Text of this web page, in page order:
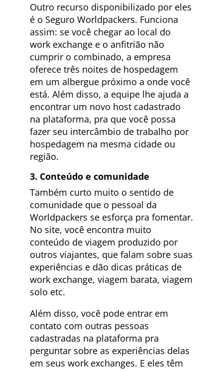
Outro recurso disponibilizado por eles
é o Seguro Worldpackers. Funciona
assim: se você chegar ao local do
work exchange e o anfitrião não
cumprir o combinado, a empresa
oferece três noites de hospedagem
em um albergue próximo a onde você
está. Além disso, a equipe lhe ajuda a
encontrar um novo host cadastrado
na plataforma, pra que você possa
fazer seu intercâmbio de trabalho por
hospedagem na mesma cidade ou
região.
3. Conteúdo e comunidade
Também curto muito o sentido de
comunidade que o pessoal da
Worldpackers se esforça pra fomentar.
No site, você encontra muito
conteúdo de viagem produzido por
outros viajantes, que falam sobre suas
experiências e dão dicas práticas de
work exchange, viagem barata, viagem
solo etc.
Além disso, você pode entrar em
contato com outras pessoas
cadastradas na plataforma pra
perguntar sobre as experiências delas
em seus work exchanges. E eles têm